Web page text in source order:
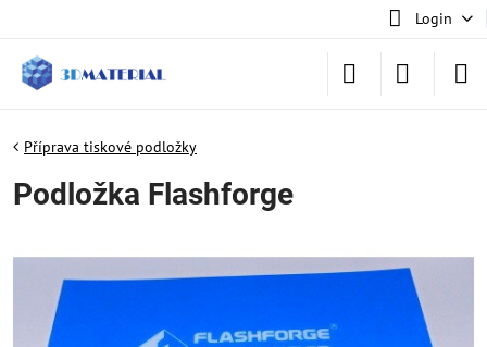
Login
Příprava tiskové podložky
Podložka Flashforge